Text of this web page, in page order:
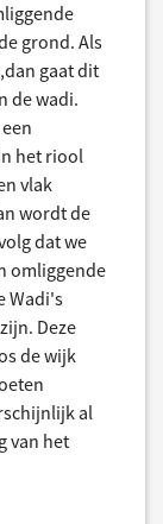
grond. Als
gaat dit
de wadi.
het riool
vlak
wordt de
dat we
omliggende
Wadi's
Deze
de wijk
al
van het